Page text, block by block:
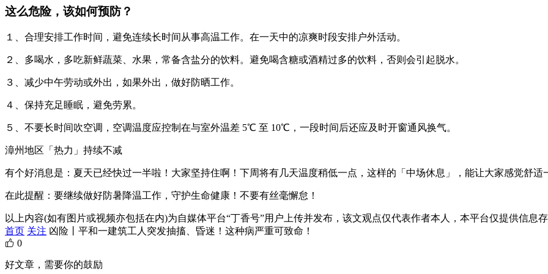
这么危险，该如何预防？
１、合理安排工作时间，避免连续长时间从事高温工作。在一天中的凉爽时段安排户外活动。
２、多喝水，多吃新鲜蔬菜、水果，常备含盐分的饮料。避免喝含糖或酒精过多的饮料，否则会引起脱水。
３、减少中午劳动或外出，如果外出，做好防晒工作。
４、保持充足睡眠，避免劳累。
５、不要长时间吹空调，空调温度应控制在与室外温差 5℃ 至 10℃，一段时间后还应及时开窗通风换气。
漳州地区「热力」持续不减
有个好消息是：夏天已经快过一半啦！大家坚持住啊！下周将有几天温度稍低一点，这样的「中场休息」，能让大家感觉舒适
在此提醒：要继续做好防暑降温工作，守护生命健康！不要有丝毫懈怠！
以上内容(如有图片或视频亦包括在内)为自媒体平台“丁香号”用户上传并发布，该文观点仅代表作者本人，本平台仅提供信息存
首页 关注 凶险丨平和一建筑工人突发抽搐、昏迷！这种病严重可致命！
0
好文章，需要你的鼓励